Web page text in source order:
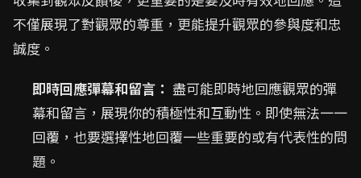
不僅展現了對觀眾的尊重，更能提升觀眾的參與度和忠
誠度。
即時回應彈幕和留言： 盡可能即時地回應觀眾的彈
幕和留言，展現你的積極性和互動性。即使無法一一
回覆，也要選擇性地回覆一些重要的或有代表性的問
題。